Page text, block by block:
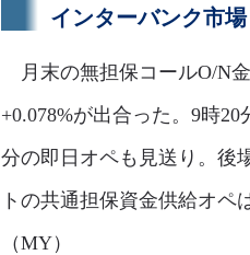
インターバンク市場
月末の無担保コールO/N
+0.078%が出合った。9時
分の即日オペも見送り。後
トの共通担保資金供給オペ
（MY）